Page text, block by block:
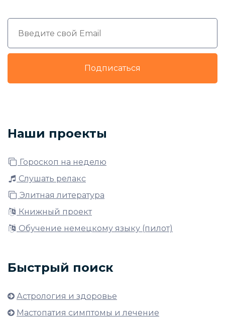
Подписаться
Наши проекты
Гороскоп на неделю
Слушать релакс
Элитная литература
Книжный проект
Обучение немецкому языку (пилот)
Быстрый поиск
Астрология и здоровье
Мастопатия симптомы и лечение